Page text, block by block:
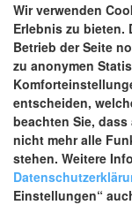
Die Linke/
München —
2019
Die Grünen/
Saisonale
Wir verwenden
Erlebnis zu bieten.
Betrieb der Seite
zu anonymen
entscheiden,
beachten Sie,
nicht mehr alle
stehen. Weitere
Einstellungen“